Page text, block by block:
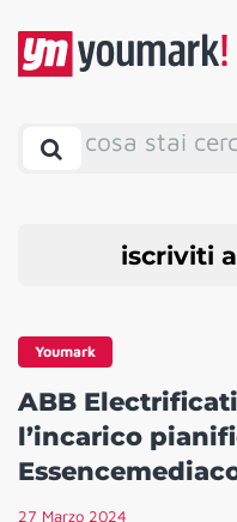
cosa stai
iscriviti
Youmark
ABB
l’incarico
27 Marzo 2024